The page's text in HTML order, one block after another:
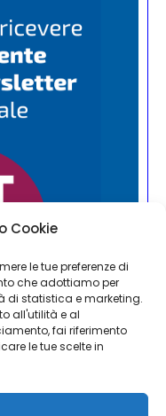
Cookie
le tue preferenze di
che adottiamo per
di statistica e marketing.
all'utilità e al
fai riferimento
le tue scelte in